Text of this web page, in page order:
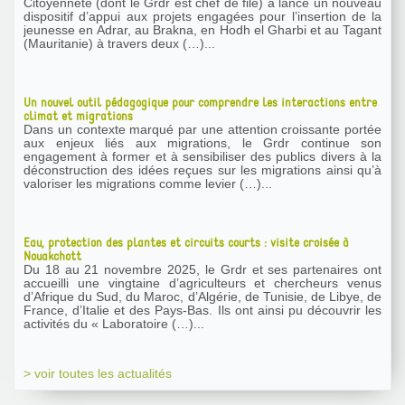
dispositif d’appui aux projets engagées pour l’insertion de la
jeunesse en Adrar, au Brakna, en Hodh el Gharbi et au Tagant
(Mauritanie) à travers deux (…)...
Un nouvel outil pédagogique pour comprendre les interactions entre
climat et migrations
Dans un contexte marqué par une attention croissante portée
aux enjeux liés aux migrations, le Grdr continue son
engagement à former et à sensibiliser des publics divers à la
déconstruction des idées reçues sur les migrations ainsi qu’à
valoriser les migrations comme levier (…)...
Eau, protection des plantes et circuits courts : visite croisée à
Nouakchott
Du 18 au 21 novembre 2025, le Grdr et ses partenaires ont
accueilli une vingtaine d’agriculteurs et chercheurs venus
d’Afrique du Sud, du Maroc, d’Algérie, de Tunisie, de Libye, de
France, d’Italie et des Pays-Bas. Ils ont ainsi pu découvrir les
activités du « Laboratoire (…)...
> voir toutes les actualités